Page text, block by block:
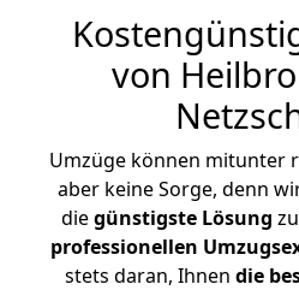
von
Umzüge können mitunter
aber keine Sorge, denn
diegünstigste Lösung
professionellen
stets daran, Ihnen die